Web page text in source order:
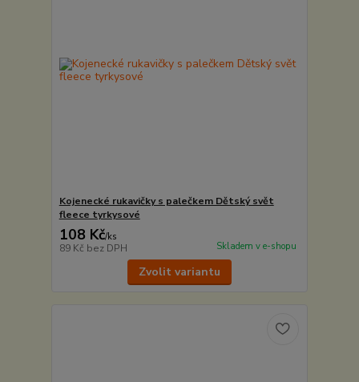
Kojenecké rukavičky s palečkem Dětský svět
fleece tyrkysové
108 Kč/ks
89 Kč bez DPH Skladem v e-shopu
Zvolit variantu